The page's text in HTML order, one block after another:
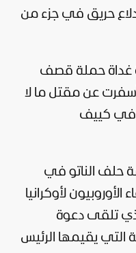
حريق في جزء من
غداة حملة قصف
عن مقتل ما لا
يقل عن 28 شخصا بينهم 26 في كييف
حلف الناتو في
الأوروبيون لأوكرانيا
تلقى دعوة
التي يقيمها الرئيس